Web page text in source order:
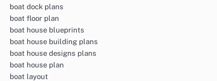
boat dock plans
boat floor plan
boat house blueprints
boat house building plans
boat house designs plans
boat house plan
boat layout